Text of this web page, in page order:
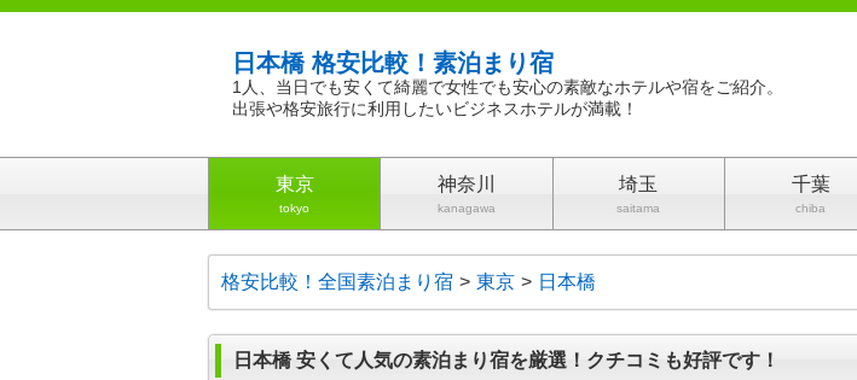
日本橋 格安比較！素泊まり宿
1人、当日でも安くて綺麗で女性でも安心の素敵なホテルや宿をご紹介。
出張や格安旅行に利用したいビジネスホテルが満載！
東京
tokyo
神奈川
kanagawa
埼玉
saitama
千葉
chiba
格安比較！全国素泊まり宿 東京 日本橋
日本橋 安くて人気の素泊まり宿を厳選！クチコミも好評です！